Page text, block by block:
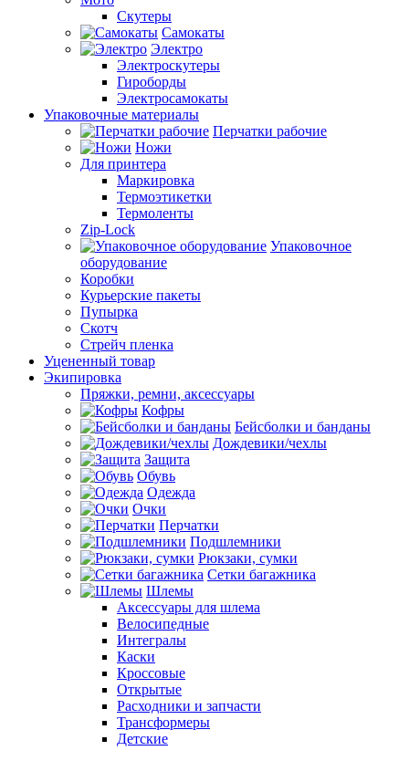
Скутеры
Самокаты
Электро
Электроскутеры
Гироборды
Электросамокаты
Упаковочные материалы
Перчатки рабочие
Ножи
Для принтера
Маркировка
Термоэтикетки
Термоленты
Zip-Lock
Упаковочное
оборудование
Коробки
Курьерские пакеты
Пупырка
Скотч
Стрейч пленка
Уцененный товар
Экипировка
Пряжки, ремни, аксессуары
Кофры
Бейсболки и банданы
Дождевики/чехлы
Защита
Обувь
Одежда
Очки
Перчатки
Подшлемники
Рюкзаки, сумки
Сетки багажника
Шлемы
Аксессуары для шлема
Велосипедные
Интегралы
Каски
Кроссовые
Открытые
Расходники и запчасти
Трансформеры
Детские